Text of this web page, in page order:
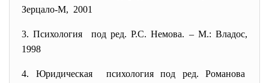
Зерцало-М, 2001
3. Психология под ред. Р.С. Немова. – М.: Владос,
1998
4. Юридическая психология под ред. Романова